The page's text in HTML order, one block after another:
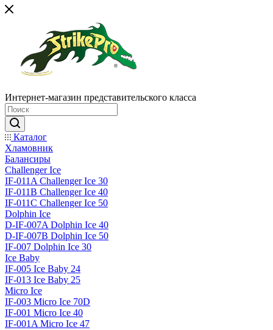
Интернет-магазин представительского класса
Каталог
Хламовник
Балансиры
Challenger Ice
IF-011A Challenger Ice 30
IF-011B Challenger Ice 40
IF-011C Challenger Ice 50
Dolphin Ice
D-IF-007A Dolphin Ice 40
D-IF-007B Dolphin Ice 50
IF-007 Dolphin Ice 30
Ice Baby
IF-005 Ice Baby 24
IF-013 Ice Baby 25
Micro Ice
IF-003 Micro Ice 70D
IF-001 Micro Ice 40
IF-001A Micro Ice 47